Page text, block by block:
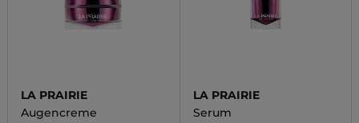
LA PRAIRIE
Augencreme
LA PRAIRIE
Serum